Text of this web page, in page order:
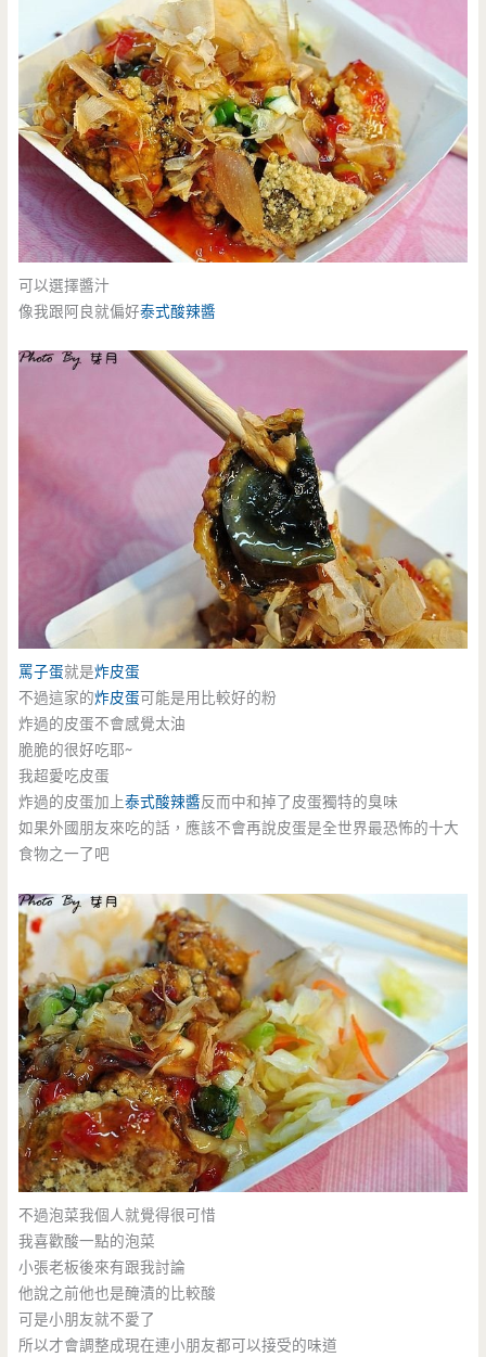
可以選擇醬汁
像我跟阿良就偏好泰式酸辣醬
罵子蛋就是炸皮蛋
不過這家的炸皮蛋可能是用比較好的粉
炸過的皮蛋不會感覺太油
脆脆的很好吃耶~
我超愛吃皮蛋
炸過的皮蛋加上泰式酸辣醬反而中和掉了皮蛋獨特的臭味
如果外國朋友來吃的話，應該不會再說皮蛋是全世界最恐怖的十大
食物之一了吧
不過泡菜我個人就覺得很可惜
我喜歡酸一點的泡菜
小張老板後來有跟我討論
他說之前他也是醃漬的比較酸
可是小朋友就不愛了
所以才會調整成現在連小朋友都可以接受的味道